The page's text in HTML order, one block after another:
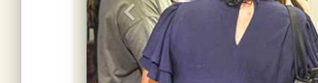
keyboard_arrow_left